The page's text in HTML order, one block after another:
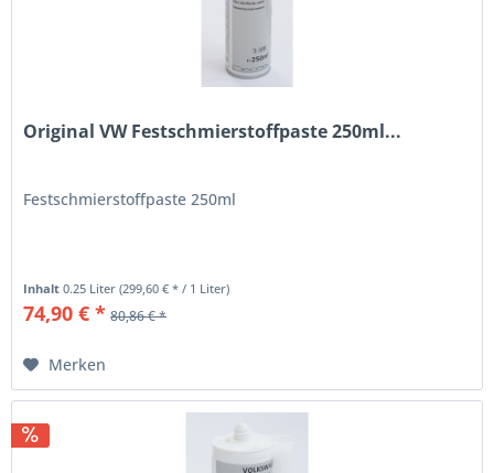
Original VW Festschmierstoffpaste 250ml...
Festschmierstoffpaste 250ml
Inhalt0.25 Liter(299,60 € * / 1 Liter)
74,90 € * 80,86 € *
Merken